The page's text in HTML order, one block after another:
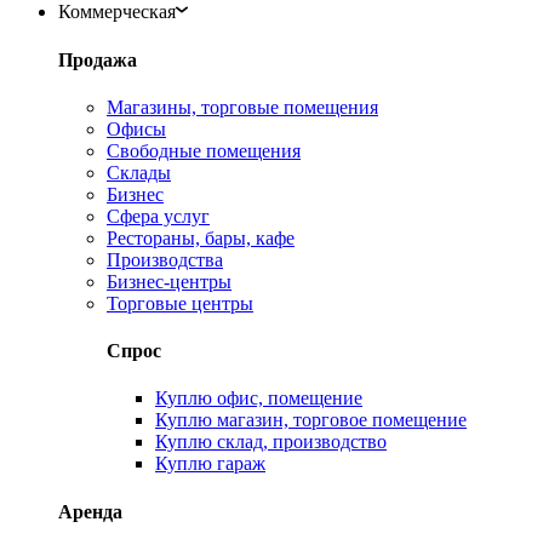
Коммерческая
Продажа
Магазины, торговые помещения
Офисы
Свободные помещения
Склады
Бизнес
Сфера услуг
Рестораны, бары, кафе
Производства
Бизнес-центры
Торговые центры
Спрос
Куплю офис, помещение
Куплю магазин, торговое помещение
Куплю склад, производство
Куплю гараж
Аренда